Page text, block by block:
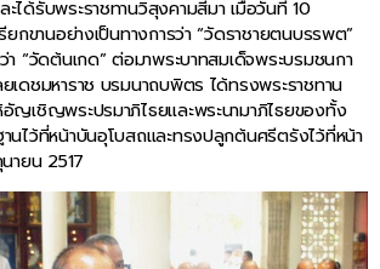
ได้รับพระราชทานวิสุงคามสีมา เมื่อวันที่ 10
ยกขานอย่างเป็นทางการว่า “วัดราชายตนบรรพต”
า “วัดต้นเกด” ต่อมาพระบาทสมเด็จพระบรมชนกา
เดชมหาราช บรมนาถบพิตร ได้ทรงพระราชทาน
ญเชิญพระปรมาภิไธยและพระนามาภิไธยของทั้ง
นไว้ที่หน้าบันอุโบสถและทรงปลูกต้นศรีตรังไว้ที่หน้า
ายน 2517